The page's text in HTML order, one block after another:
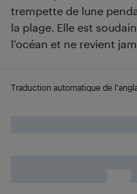
trempette de lune
la plage. Elle est
l’océan et ne revient
Traduction automatique de